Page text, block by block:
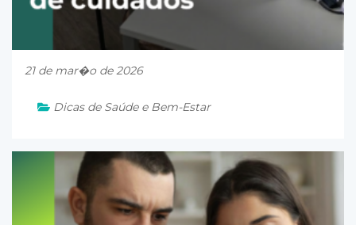
21 de mar�o de 2026
Dicas de Saúde e Bem-Estar